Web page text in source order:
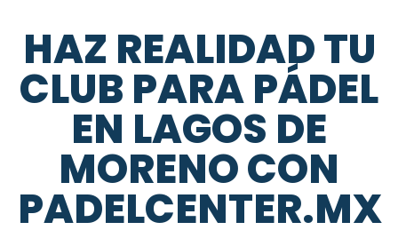
HAZ REALIDAD TU
CLUB PARA PÁDEL
EN LAGOS DE
MORENO CON
PADELCENTER.MX